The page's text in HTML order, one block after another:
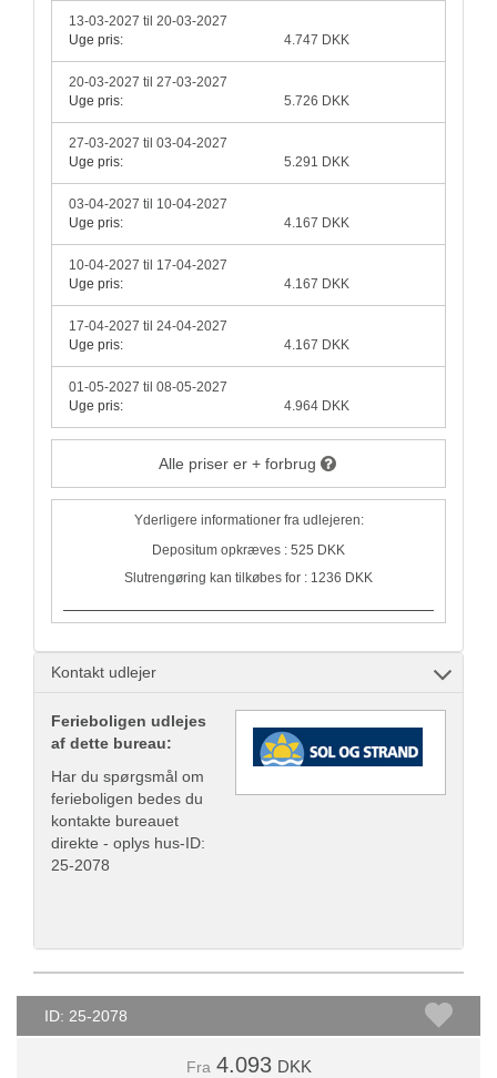
13-03-2027 til 20-03-2027
Uge pris:
4.747 DKK
20-03-2027 til 27-03-2027
Uge pris:
5.726 DKK
27-03-2027 til 03-04-2027
Uge pris:
5.291 DKK
03-04-2027 til 10-04-2027
Uge pris:
4.167 DKK
10-04-2027 til 17-04-2027
Uge pris:
4.167 DKK
17-04-2027 til 24-04-2027
Uge pris:
4.167 DKK
01-05-2027 til 08-05-2027
Uge pris:
4.964 DKK
Alle priser er + forbrug
Yderligere informationer fra udlejeren:
Depositum opkræves : 525 DKK
Slutrengøring kan tilkøbes for : 1236 DKK
Kontakt udlejer
Ferieboligen udlejes
af dette bureau:
Har du spørgsmål om
ferieboligen bedes du
kontakte bureauet
direkte - oplys hus-ID:
25-2078
ID: 25-2078
Fra 4.093 DKK